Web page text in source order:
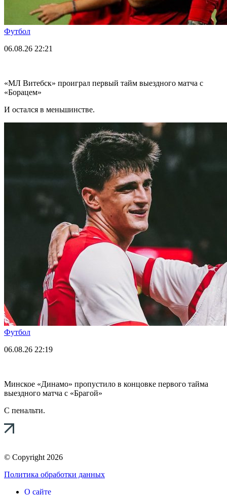
Футбол
06.08.26 22:21
«МЛ Витебск» проиграл первый тайм выездного матча с
«Борацем»
И остался в меньшинстве.
Футбол
06.08.26 22:19
Минское «Динамо» пропустило в концовке первого тайма
выездного матча с «Брагой»
С пенальти.
© Copyright 2026
Политика обработки данных
О сайте